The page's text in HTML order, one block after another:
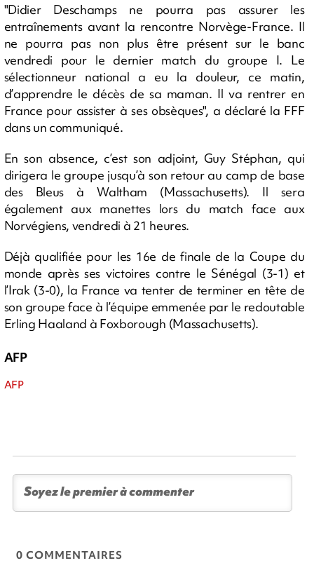
"Didier Deschamps ne pourra pas assurer les
entraînements avant la rencontre Norvège-France. Il
ne pourra pas non plus être présent sur le banc
vendredi pour le dernier match du groupe I. Le
sélectionneur national a eu la douleur, ce matin,
d’apprendre le décès de sa maman. Il va rentrer en
France pour assister à ses obsèques", a déclaré la FFF
dans un communiqué.
En son absence, c’est son adjoint, Guy Stéphan, qui
dirigera le groupe jusqu’à son retour au camp de base
des Bleus à Waltham (Massachusetts). Il sera
également aux manettes lors du match face aux
Norvégiens, vendredi à 21 heures.
Déjà qualifiée pour les 16e de finale de la Coupe du
monde après ses victoires contre le Sénégal (3-1) et
l’Irak (3-0), la France va tenter de terminer en tête de
son groupe face à l’équipe emmenée par le redoutable
Erling Haaland à Foxborough (Massachusetts).
AFP
AFP
0 COMMENTAIRES